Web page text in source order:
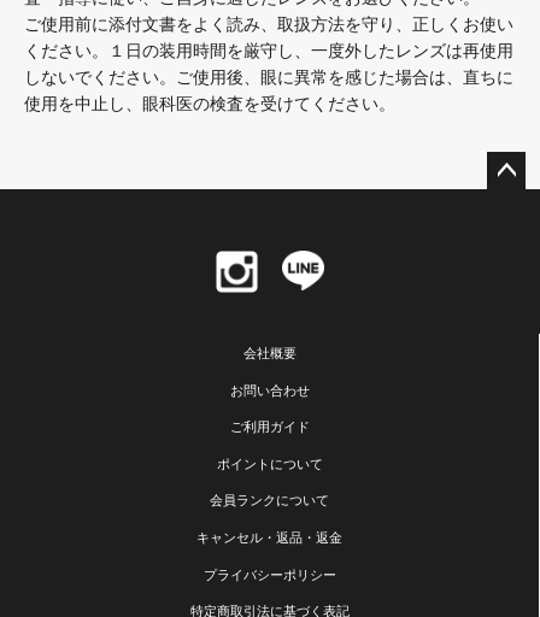
ご使用前に添付文書をよく読み、取扱方法を守り、正しくお使い
ください。１日の装用時間を厳守し、一度外したレンズは再使用
しないでください。ご使用後、眼に異常を感じた場合は、直ちに
使用を中止し、眼科医の検査を受けてください。
会社概要
お問い合わせ
ご利用ガイド
ポイントについて
会員ランクについて
キャンセル・返品・返金
プライバシーポリシー
特定商取引法に基づく表記